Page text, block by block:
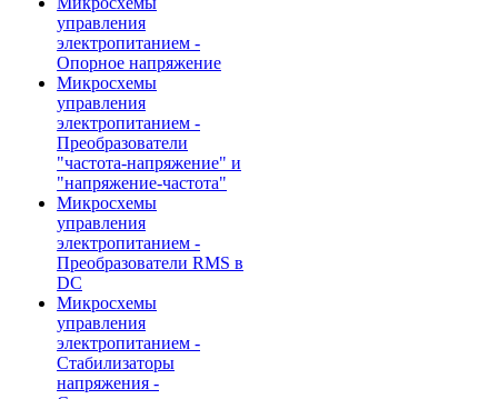
управления
электропитанием -
Опорное напряжение
Микросхемы
управления
электропитанием -
Преобразователи
"частота-напряжение" и
"напряжение-частота"
Микросхемы
управления
электропитанием -
Преобразователи RMS в
DC
Микросхемы
управления
электропитанием -
Стабилизаторы
напряжения -